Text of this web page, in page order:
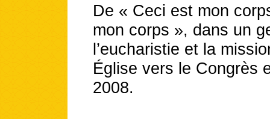
De « Ceci est mon
mon corps », dans un
l’eucharistie et la
Église vers le Congrès
2008.